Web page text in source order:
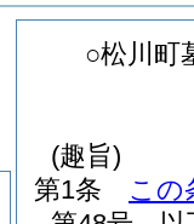
○松川町
(趣旨)
第1条
この